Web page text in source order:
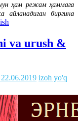
ҳам режам ҳаммага
айланадиган биргина
va urush &
22.06.2019 izoh yo'q